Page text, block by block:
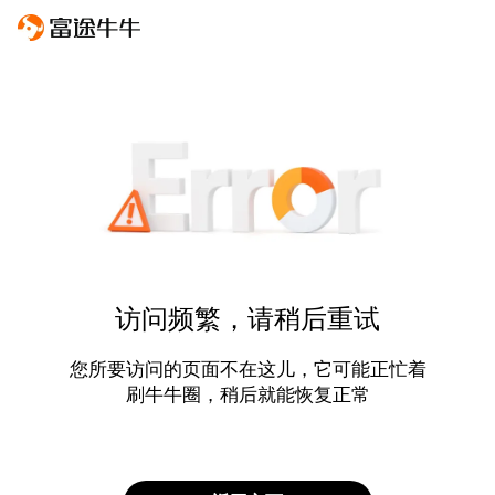
访问频繁，请稍后重试
您所要访问的页面不在这儿，它可能正忙着
刷牛牛圈，稍后就能恢复正常